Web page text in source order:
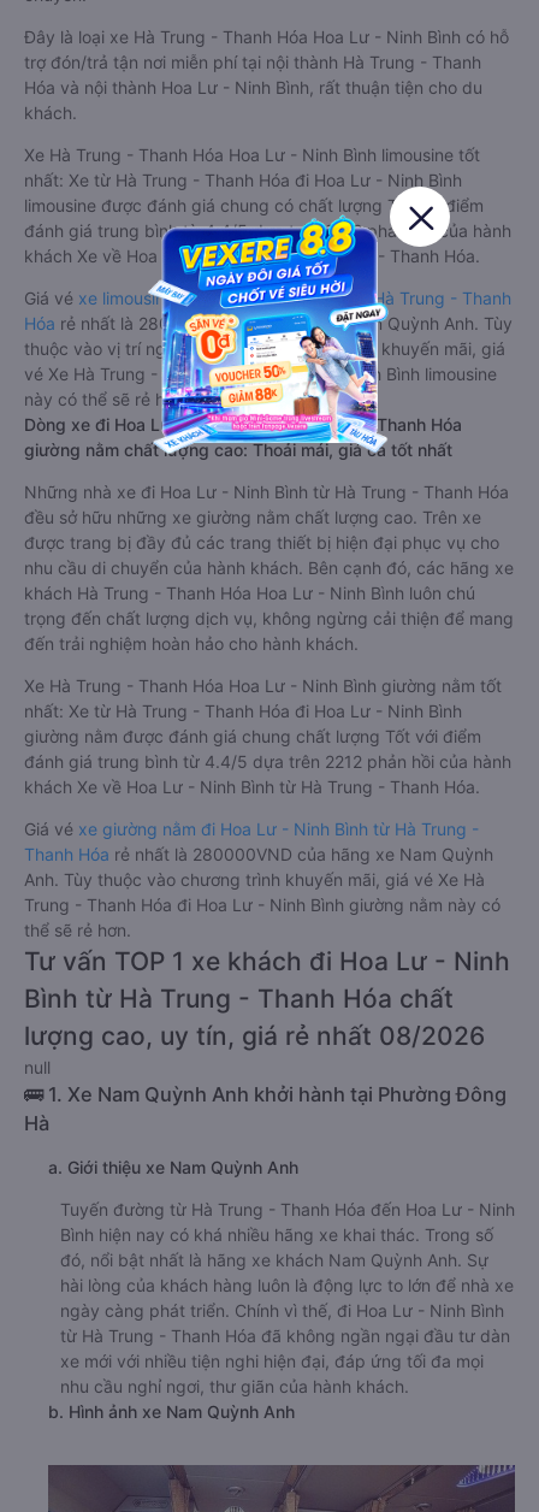
Đây là loại xe Hà Trung - Thanh Hóa Hoa Lư - Ninh Bình có hỗ
trợ đón/trả tận nơi miễn phí tại nội thành Hà Trung - Thanh
Hóa và nội thành Hoa Lư - Ninh Bình, rất thuận tiện cho du
khách.
Xe Hà Trung - Thanh Hóa Hoa Lư - Ninh Bình limousine tốt
nhất: Xe từ Hà Trung - Thanh Hóa đi Hoa Lư - Ninh Bình
limousine được đánh giá chung có chất lượng Tốt với điểm
đánh giá trung bình từ 4.4/5 dựa trên 2212 phản hồi của hành
khách Xe về Hoa Lư - Ninh Bình từ Hà Trung - Thanh Hóa.
Giá vé xe limousine đi Hoa Lư - Ninh Bình từ Hà Trung - Thanh
Hóa rẻ nhất là 280000VND của hãng xe Nam Quỳnh Anh. Tùy
thuộc vào vị trí ngồi của bạn và chương trình khuyến mãi, giá
vé Xe Hà Trung - Thanh Hóa đi Hoa Lư - Ninh Bình limousine
này có thể sẽ rẻ hơn
Dòng xe đi Hoa Lư - Ninh Bình từ Hà Trung - Thanh Hóa
giường nằm chất lượng cao: Thoải mái, giá cả tốt nhất
Những nhà xe đi Hoa Lư - Ninh Bình từ Hà Trung - Thanh Hóa
đều sở hữu những xe giường nằm chất lượng cao. Trên xe
được trang bị đầy đủ các trang thiết bị hiện đại phục vụ cho
nhu cầu di chuyển của hành khách. Bên cạnh đó, các hãng xe
khách Hà Trung - Thanh Hóa Hoa Lư - Ninh Bình luôn chú
trọng đến chất lượng dịch vụ, không ngừng cải thiện để mang
đến trải nghiệm hoàn hảo cho hành khách.
Xe Hà Trung - Thanh Hóa Hoa Lư - Ninh Bình giường nằm tốt
nhất: Xe từ Hà Trung - Thanh Hóa đi Hoa Lư - Ninh Bình
giường nằm được đánh giá chung chất lượng Tốt với điểm
đánh giá trung bình từ 4.4/5 dựa trên 2212 phản hồi của hành
khách Xe về Hoa Lư - Ninh Bình từ Hà Trung - Thanh Hóa.
Giá vé xe giường nằm đi Hoa Lư - Ninh Bình từ Hà Trung -
Thanh Hóa rẻ nhất là 280000VND của hãng xe Nam Quỳnh
Anh. Tùy thuộc vào chương trình khuyến mãi, giá vé Xe Hà
Trung - Thanh Hóa đi Hoa Lư - Ninh Bình giường nằm này có
thể sẽ rẻ hơn.
Tư vấn TOP 1 xe khách đi Hoa Lư - Ninh
Bình từ Hà Trung - Thanh Hóa chất
lượng cao, uy tín, giá rẻ nhất 08/2026
null
🚌 1. Xe Nam Quỳnh Anh khởi hành tại Phường Đông
Hà
a. Giới thiệu xe Nam Quỳnh Anh
Tuyến đường từ Hà Trung - Thanh Hóa đến Hoa Lư - Ninh
Bình hiện nay có khá nhiều hãng xe khai thác. Trong số
đó, nổi bật nhất là hãng xe khách Nam Quỳnh Anh. Sự
hài lòng của khách hàng luôn là động lực to lớn để nhà xe
ngày càng phát triển. Chính vì thế, đi Hoa Lư - Ninh Bình
từ Hà Trung - Thanh Hóa đã không ngần ngại đầu tư dàn
xe mới với nhiều tiện nghi hiện đại, đáp ứng tối đa mọi
nhu cầu nghỉ ngơi, thư giãn của hành khách.
b. Hình ảnh xe Nam Quỳnh Anh